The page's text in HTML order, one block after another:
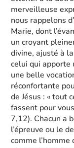
merveilleuse
nous rappelons
Marie, dont
un croyant
divine, ajusté à
celui qui apporte
une belle
réconfortante
de Jésus : « tout
fassent pour
7,12). Chacun a
l’épreuve ou le
comme